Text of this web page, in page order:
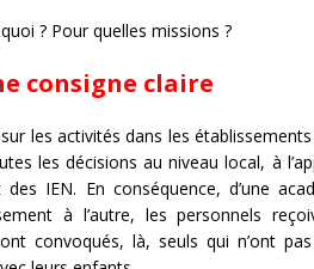
? Pour quelles missions ?
consigne claire
les activités dans les
les décisions au niveau local, à
IEN. En conséquence, d’une
à l’autre, les personnels
convoqués, là, seuls qui n’ont pas